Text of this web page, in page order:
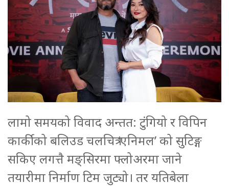
लामो समयको विवाद अन्तत: टुंगियो र विपिन
कार्कीको बलिउड चलचित्र ‘एनिमल’ को सुटिङ्ग
सकिए लगत्तै मङ्सिरमा फ्लोअरमा जाने
तयारीमा निर्माण टिम जुट्यो। तर यतिबेला